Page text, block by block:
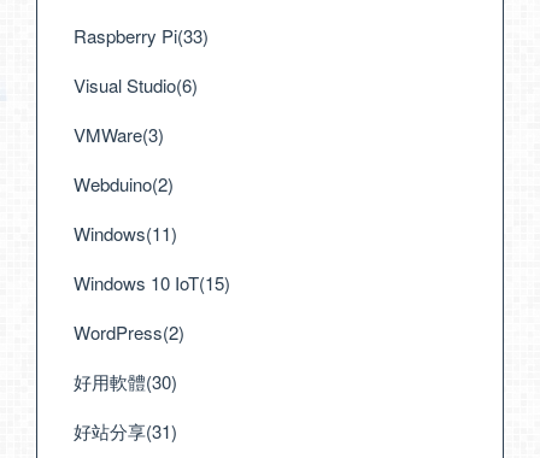
Raspberry Pi(33)
Visual Studio(6)
VMWare(3)
Webduino(2)
Windows(11)
Windows 10 IoT(15)
WordPress(2)
好用軟體(30)
好站分享(31)